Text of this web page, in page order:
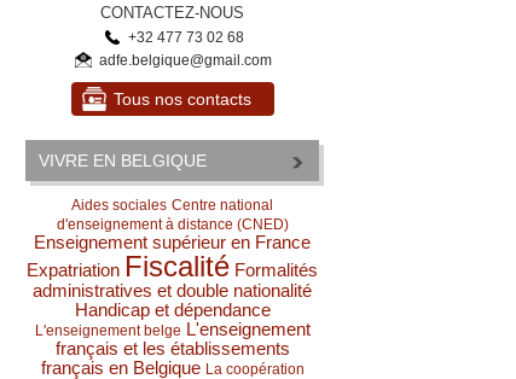
CONTACTEZ-NOUS
+32 477 73 02 68
adfe.belgique@gmail.com
Tous nos contacts
VIVRE EN BELGIQUE
Aides sociales Centre national
d'enseignement à distance (CNED)
Enseignement supérieur en France
Expatriation Fiscalité Formalités
administratives et double nationalité
Handicap et dépendance
L'enseignement belge L'enseignement
français et les établissements
français en Belgique La coopération